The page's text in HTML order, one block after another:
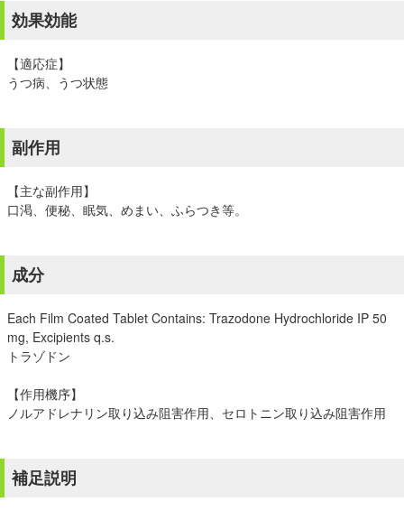
効果効能
【適応症】
うつ病、うつ状態
副作用
【主な副作用】
口渇、便秘、眠気、めまい、ふらつき等。
成分
Each Film Coated Tablet Contains: Trazodone Hydrochloride IP 50
mg, Excipients q.s.
トラゾドン
【作用機序】
ノルアドレナリン取り込み阻害作用、セロトニン取り込み阻害作用
補足説明